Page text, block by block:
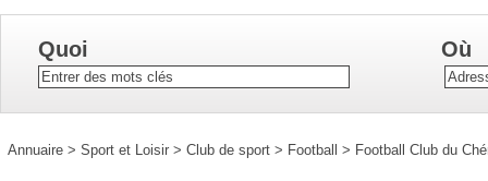
Quoi Où
Annuaire > Sport et Loisir > Club de sport > Football > Football Club du